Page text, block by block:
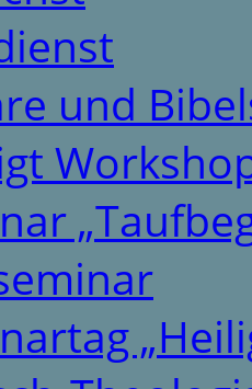
und